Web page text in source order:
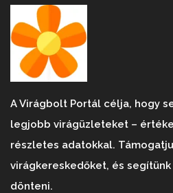
A Virágbolt Portál célja, hogy
legjobb virágüzleteket –
részletes adatokkal.
virágkereskedőket, és
dönteni.